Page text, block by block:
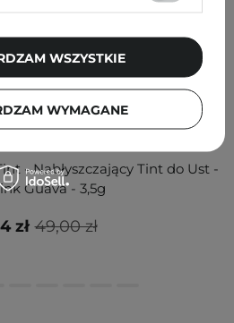
- Nabłyszczający Tint do Ust -
Guava - 3,5g
49,00 zł
zł
WYMAGANE
WSZYSTKIE